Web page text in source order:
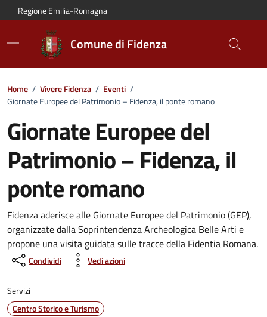
Vai al contenuto principale
Vai alla navigazione del sito
Vai al piede di pagina
Regione Emilia-Romagna
Comune di Fidenza
Home / Vivere Fidenza / Eventi /
Giornate Europee del Patrimonio – Fidenza, il ponte romano
Giornate Europee del
Patrimonio – Fidenza, il
ponte romano
Dettagli dell'evento:
Fidenza aderisce alle Giornate Europee del Patrimonio (GEP),
organizzate dalla Soprintendenza Archeologica Belle Arti e
propone una visita guidata sulle tracce della Fidentia Romana.
Condividi Vedi azioni
Servizi
Centro Storico e Turismo